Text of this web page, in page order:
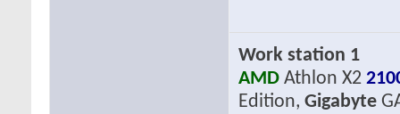
Work station 1
AMD Athlon X2
Edition, Gigabyte